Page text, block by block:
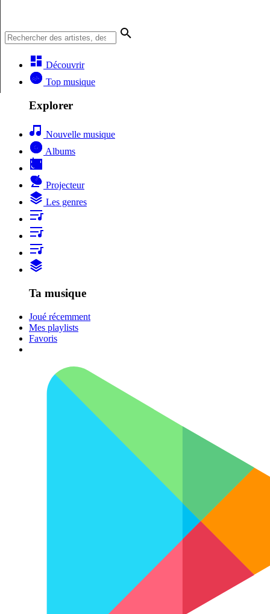
Découvrir
Top musique
Explorer
Nouvelle musique
Albums
Projecteur
Les genres
Ta musique
Joué récemment
Mes playlists
Favoris